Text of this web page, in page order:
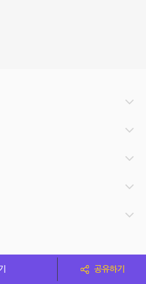
공유하기